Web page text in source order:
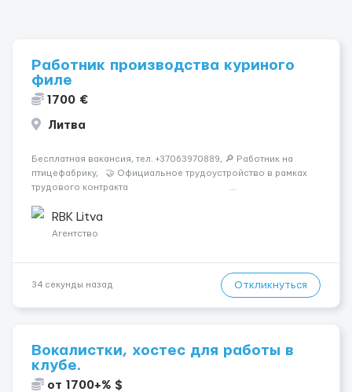
Работник производства куриного
филе
1700 €
Литва
Бесплатная вакансия, тел. +37063970889, 🔎 Работник на
птицефабрику, 🤝 Официальное трудоустройство в рамках
трудового контракта ...
RBK Litva
Агентство
34 секунды назад Откликнуться
Вокалистки, хостес для работы в
клубе.
от 1700+% $